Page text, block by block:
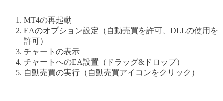
MT4の再起動
EAのオプション設定（自動売買を許可、DLLの使用を
許可）
チャートの表示
チャートへのEA設置（ドラッグ&ドロップ）
自動売買の実行（自動売買アイコンをクリック）